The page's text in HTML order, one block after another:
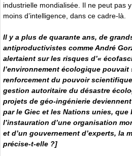
industrielle mondialisée. Il ne peut pas
moins d’intelligence, dans ce cadre-là.
Il y a plus de quarante ans, de
antiproductivistes comme André
alertaient sur les risques d’«
l’environnement écologique
renforcement du pouvoir
gestion autoritaire du désastre
projets de géo-ingénierie
par le Giec et les Nations unies, que
l’instauration d’une organisation
et d’un gouvernement d’experts, la
précise-t-elle ?]